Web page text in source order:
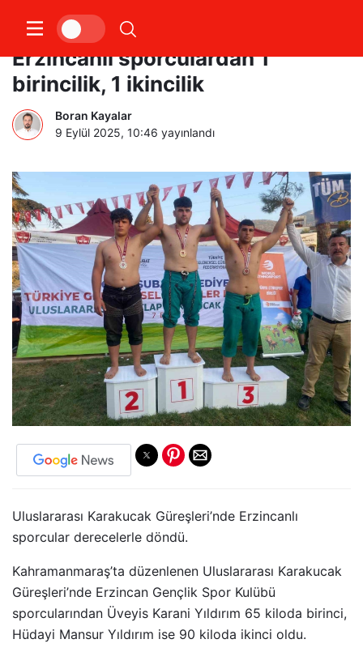
Karakucak güreşlerinde
Erzincanlı sporculardan 1
birincilik, 1 ikincilik
Boran Kayalar
9 Eylül 2025, 10:46 yayınlandı
Uluslararası Karakucak Güreşleri’nde Erzincanlı
sporcular derecelerle döndü.
Kahramanmaraş’ta düzenlenen Uluslararası Karakucak
Güreşleri’nde Erzincan Gençlik Spor Kulübü
sporcularından Üveyis Karani Yıldırım 65 kiloda birinci,
Hüdayi Mansur Yıldırım ise 90 kiloda ikinci oldu.